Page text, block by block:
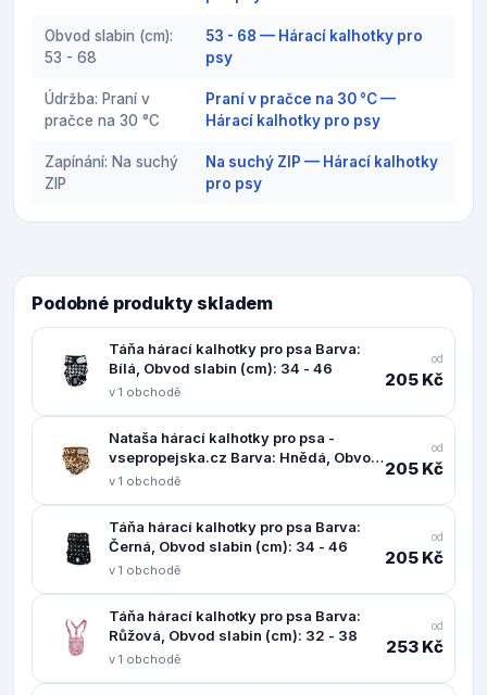
Obvod slabin (cm):
53 - 68
53 - 68 — Hárací kalhotky pro
psy
Údržba: Praní v
pračce na 30 °C
Praní v pračce na 30 °C —
Hárací kalhotky pro psy
Zapínání: Na suchý
ZIP
Na suchý ZIP — Hárací kalhotky
pro psy
Podobné produkty skladem
Táňa hárací kalhotky pro psa Barva:
Bílá, Obvod slabin (cm): 34 - 46
v 1 obchodě
od
205 Kč
Nataša hárací kalhotky pro psa -
vsepropejska.cz Barva: Hnědá, Obvod
slabin (cm): 22 - 44
v 1 obchodě
od
205 Kč
Táňa hárací kalhotky pro psa Barva:
Černá, Obvod slabin (cm): 34 - 46
v 1 obchodě
od
205 Kč
Táňa hárací kalhotky pro psa Barva:
Růžová, Obvod slabin (cm): 32 - 38
v 1 obchodě
od
253 Kč